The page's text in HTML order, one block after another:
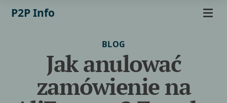
P2P Info
BLOG
Jak anulować
zamówienie na